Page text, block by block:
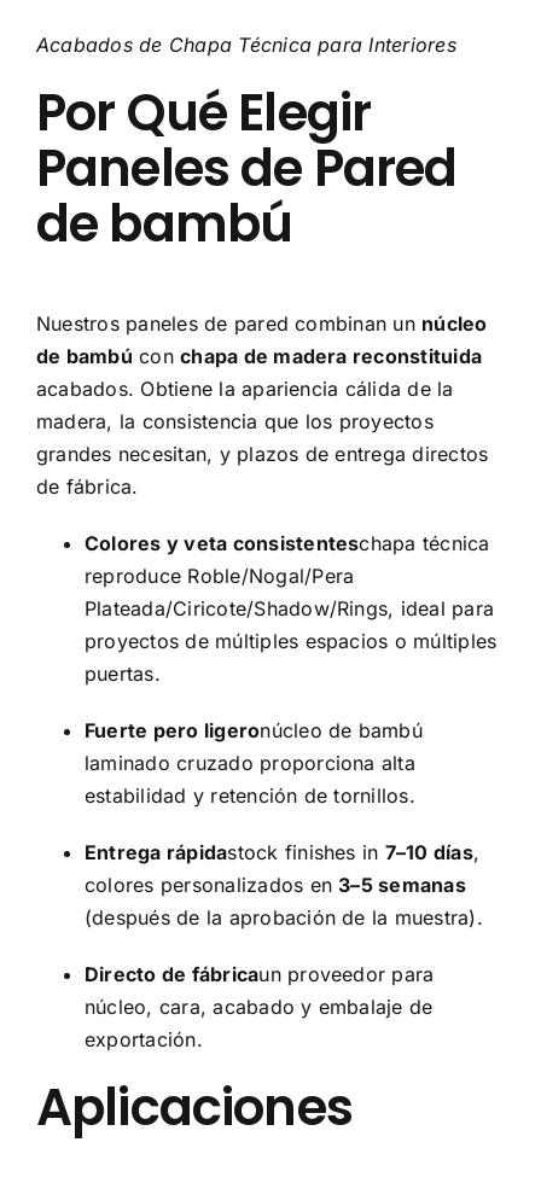
Acabados de Chapa Técnica para Interiores
Por Qué Elegir
Paneles de Pared
de bambú
Nuestros paneles de pared combinan un núcleo
de bambú conchapa de madera reconstituida
acabados. Obtiene la apariencia cálida de la
madera, la consistencia que los proyectos
grandes necesitan, y plazos de entrega directos
de fábrica.
Colores y veta consistenteschapa técnica
reproduce Roble/Nogal/Pera
Plateada/Ciricote/Shadow/Rings, ideal para
proyectos de múltiples espacios o múltiples
puertas.
Fuerte pero ligeronúcleo de bambú
laminado cruzado proporciona alta
estabilidad y retención de tornillos.
Entrega rápidastock finishes in 7–10 días,
colores personalizados en3–5 semanas
(después de la aprobación de la muestra).
Directo de fábricaun proveedor para
núcleo, cara, acabado y embalaje de
exportación.
Aplicaciones